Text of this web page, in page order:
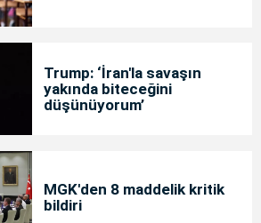
Trump: ‘İran'la savaşın
yakında biteceğini
düşünüyorum’
MGK'den 8 maddelik kritik
bildiri